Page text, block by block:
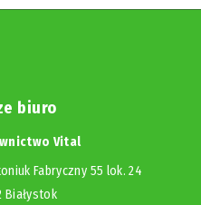
biuro
Vital
Fabryczny 55 lok. 24
Białystok